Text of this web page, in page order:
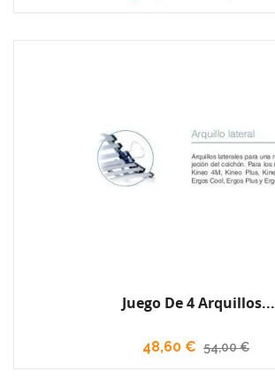
Juego De 4 Arquillos...
48,60 € 54,00 €